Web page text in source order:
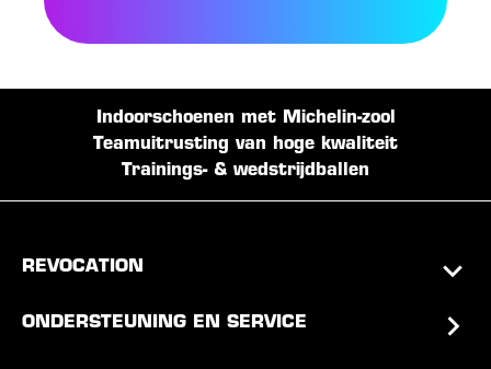
Indoorschoenen met Michelin-zool
Teamuitrusting van hoge kwaliteit
Trainings- & wedstrijdballen
REVOCATION
ONDERSTEUNING EN SERVICE